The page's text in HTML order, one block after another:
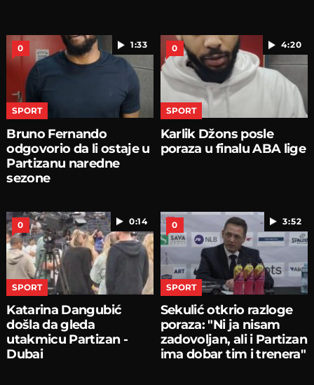
1:33
0
SPORT
Bruno Fernando
odgovorio da li ostaje u
Partizanu naredne
sezone
4:20
0
SPORT
Karlik Džons posle
poraza u finalu ABA lige
0:14
0
SPORT
Katarina Dangubić
došla da gleda
utakmicu Partizan -
Dubai
3:52
0
SPORT
Sekulić otkrio razloge
poraza: "Ni ja nisam
zadovoljan, ali i Partizan
ima dobar tim i trenera"